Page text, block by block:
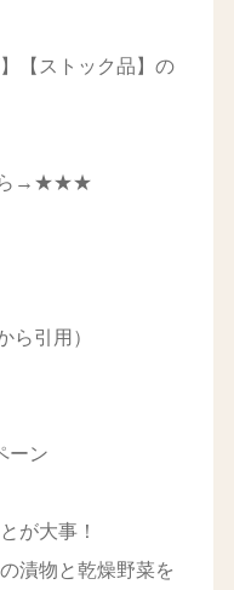
【ストック品】の
→ ★★★
ら引用）
ーン
が大事！
漬物と乾燥野菜を